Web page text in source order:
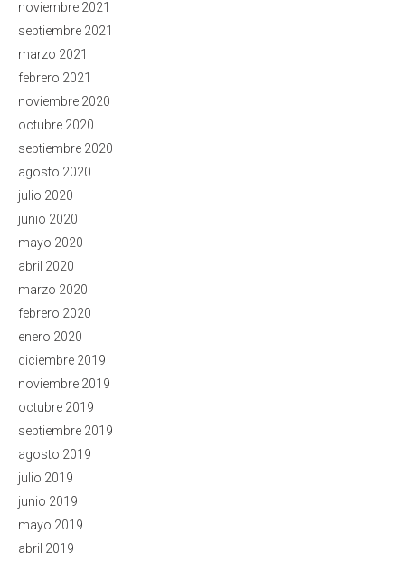
noviembre 2021
septiembre 2021
marzo 2021
febrero 2021
noviembre 2020
octubre 2020
septiembre 2020
agosto 2020
julio 2020
junio 2020
mayo 2020
abril 2020
marzo 2020
febrero 2020
enero 2020
diciembre 2019
noviembre 2019
octubre 2019
septiembre 2019
agosto 2019
julio 2019
junio 2019
mayo 2019
abril 2019